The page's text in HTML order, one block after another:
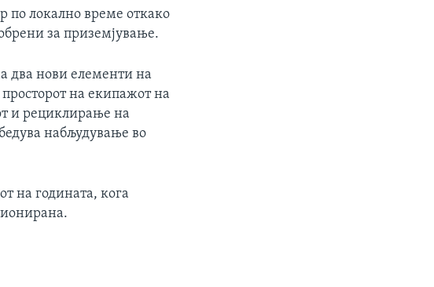
по локално време откако
за приземјување.
два нови елементи на
на екипажот на
и рециклирање на
набљудување во
на годината, кога